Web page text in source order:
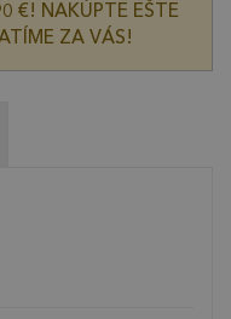
€! NAKÚPTE EŠTE
ZA VÁS!